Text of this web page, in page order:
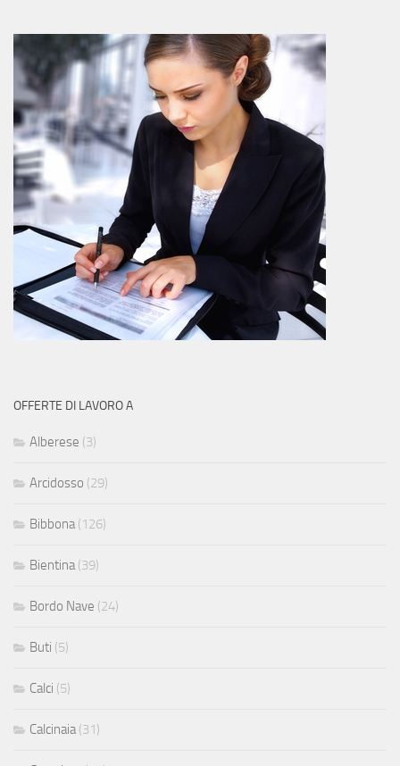
OFFERTE DI LAVORO A
Alberese (3)
Arcidosso (29)
Bibbona (126)
Bientina (39)
Bordo Nave (24)
Buti (5)
Calci (5)
Calcinaia (31)